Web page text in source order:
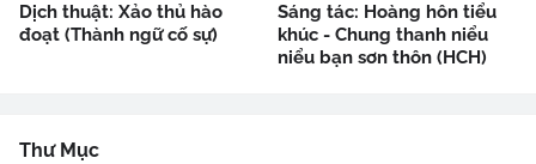
Dịch thuật: Xảo thủ hào
đoạt (Thành ngữ cố sự)
Sáng tác: Hoàng hôn tiểu
khúc - Chung thanh niểu
niểu bạn sơn thôn (HCH)
Thư Mục